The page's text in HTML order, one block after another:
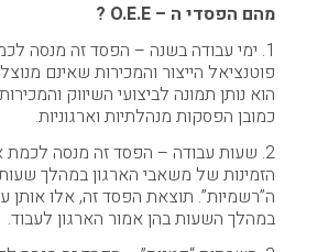
מהם הפסדי ה – O.E.E ?
1. ימי עבודה בשנה – הפסד זה מנסה
פוטנציאל הייצור והמכירות שאינם
הוא נותן תמונה לביצועי השיווק
כמובן הפסקות מנהלתיות וארגוניות.
2. שעות עבודה – הפסד זה מנסה לכמת
הזמינות של משאבי הארגון במהלך
ה”רשמיות”. תוצאת הפסד זה, אלו אותן
במהלך השעות בהן אמור הארגון לעבוד.